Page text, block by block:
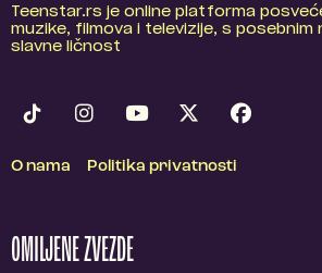
Teenstar.rs je online platforma
muzike, filmova i televizije, s
slavne ličnost
O nama Politika privatnosti
OMILJENE ZVEZDE